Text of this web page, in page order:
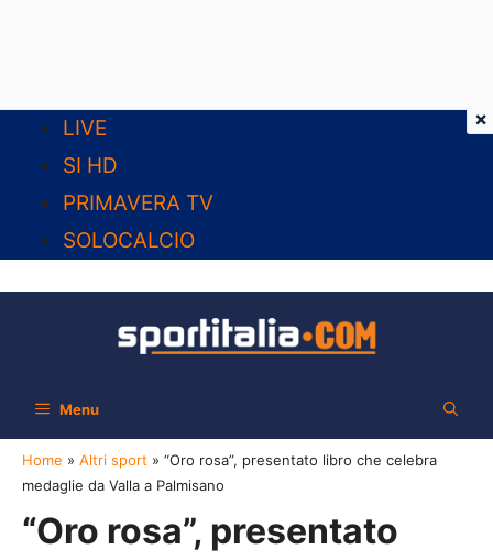
contenuto
LIVE
SI HD
PRIMAVERA TV
SOLOCALCIO
Menu
Home » Altri sport » “Oro rosa”, presentato libro che celebra
medaglie da Valla a Palmisano
“Oro rosa”, presentato
×